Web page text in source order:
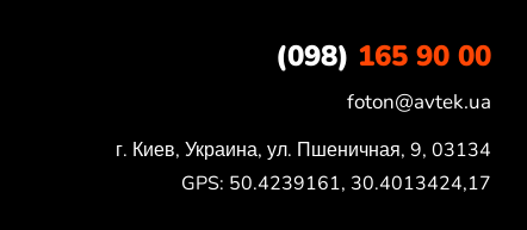
(098) 165 90 00
foton@avtek.ua
г. Киев, Украина, ул. Пшеничная, 9, 03134
GPS: 50.4239161, 30.4013424,17